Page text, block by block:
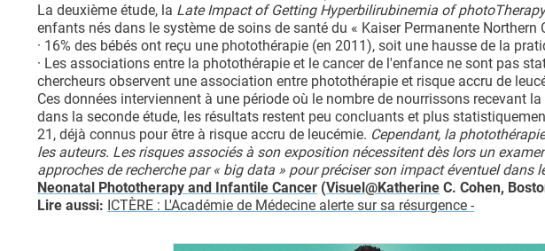
La deuxième étude, la Late Impact of Getting Hyperbilirubinemia of photoTherapy
enfants nés dans le système de soins de santé du « Kaiser Permanente
· 16% des bébés ont reçu une photothérapie (en 2011), soit une hausse de la
· Les associations entre la photothérapie et le cancer de l'enfance ne sont pas
chercheurs observent une association entre photothérapie et risque accru de
Ces données interviennent à une période où le nombre de nourrissons recevant
dans la seconde étude, les résultats restent peu concluants et plus
21, déjà connus pour être à risque accru de leucémie. Cependant, la
les auteurs. Les risques associés à son exposition nécessitent dès lors un
approches de recherche par « big data » pour préciser son impact éventuel dans
Neonatal Phototherapy and Infantile Cancer (Visuel@Katherine C. Cohen,
Lire aussi: ICTÈRE : L'Académie de Médecine alerte sur sa résurgence -